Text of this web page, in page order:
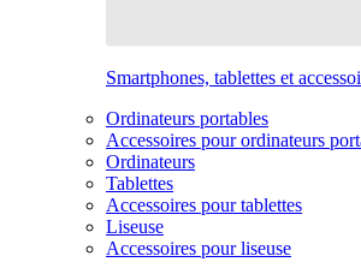
Smartphones, tablettes et
Ordinateurs portables
Accessoires pour ordinateurs
Ordinateurs
Tablettes
Accessoires pour tablettes
Liseuse
Accessoires pour liseuse